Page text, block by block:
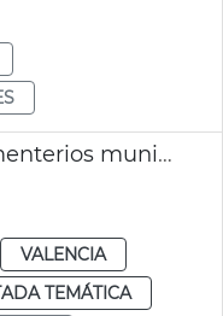
Gestión informática cementerios municipales
VALENCIA
TEMÁTICA